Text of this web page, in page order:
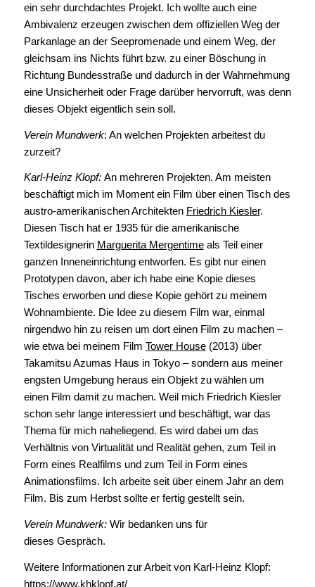
ein sehr durchdachtes Projekt. Ich wollte auch eine
Ambivalenz erzeugen zwischen dem offiziellen Weg der
Parkanlage an der Seepromenade und einem Weg, der
gleichsam ins Nichts führt bzw. zu einer Böschung in
Richtung Bundesstraße und dadurch in der Wahrnehmung
eine Unsicherheit oder Frage darüber hervorruft, was denn
dieses Objekt eigentlich sein soll.
Verein Mundwerk: An welchen Projekten arbeitest du
zurzeit?
Karl-Heinz Klopf:An mehreren Projekten. Am meisten
beschäftigt mich im Moment ein Film über einen Tisch des
austro-amerikanischen Architekten Friedrich Kiesler.
Diesen Tisch hat er 1935 für die amerikanische
Textildesignerin Marguerita Mergentimeals Teil einer
ganzen Inneneinrichtung entworfen. Es gibt nur einen
Prototypen davon, aber ich habe eine Kopie dieses
Tisches erworben und diese Kopie gehört zu meinem
Wohnambiente. Die Idee zu diesem Film war, einmal
nirgendwo hin zu reisen um dort einen Film zu machen –
wie etwa bei meinem Film Tower House(2013) über
Takamitsu Azumas Haus in Tokyo – sondern aus meiner
engsten Umgebung heraus ein Objekt zu wählen um
einen Film damit zu machen. Weil mich Friedrich Kiesler
schon sehr lange interessiert und beschäftigt, war das
Thema für mich naheliegend. Es wird dabei um das
Verhältnis von Virtualität und Realität gehen, zum Teil in
Form eines Realfilms und zum Teil in Form eines
Animationsfilms. Ich arbeite seit über einem Jahr an dem
Film. Bis zum Herbst sollte er fertig gestellt sein.
Verein Mundwerk:Wir bedanken uns für
dieses Gespräch.
Weitere Informationen zur Arbeit von Karl-Heinz Klopf:
https://www.khklopf.at/